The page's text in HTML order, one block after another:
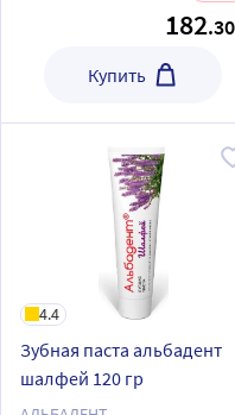
182.30
Купить
4.4
Зубная паста альбадент
шалфей 120 гр